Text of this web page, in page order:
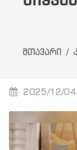
მთავარი
2025/12/04